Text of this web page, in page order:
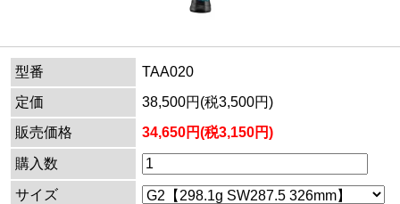
型番
TAA020
定価
38,500円(税3,500円)
販売価格
34,650円(税3,150円)
購入数
サイズ